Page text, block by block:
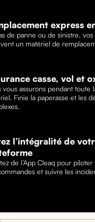
express
de panne ou de sinistre,
un matériel de
casse, vol et
vous assurons pendant toute
Finie la paperasse et les
l’intégralité de
de l’App Cleaq pour
et suivre les